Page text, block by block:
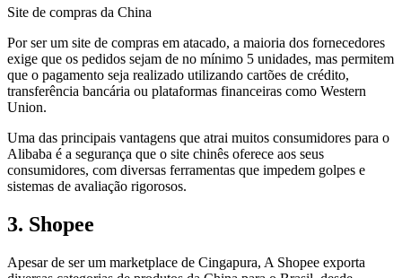
Site de compras da China
Por ser um site de compras em atacado, a maioria dos fornecedores
exige que os pedidos sejam de no mínimo 5 unidades, mas permitem
que o pagamento seja realizado utilizando cartões de crédito,
transferência bancária ou plataformas financeiras como Western
Union.
Uma das principais vantagens que atrai muitos consumidores para o
Alibaba é a segurança que o site chinês oferece aos seus
consumidores, com diversas ferramentas que impedem golpes e
sistemas de avaliação rigorosos.
3. Shopee
Apesar de ser um marketplace de Cingapura, A Shopee exporta